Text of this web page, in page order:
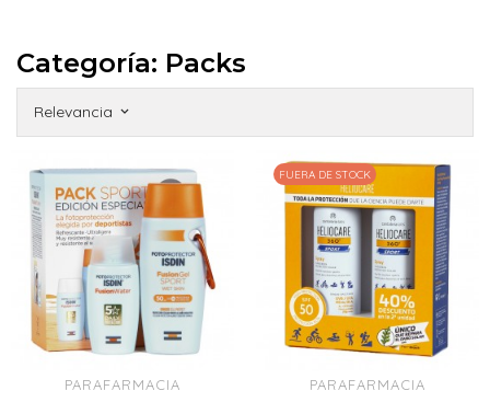
Categoría: Packs
Relevancia keyboard_arrow_down
PARAFARMACIA PARAFARMACIA
FUERA DE STOCK